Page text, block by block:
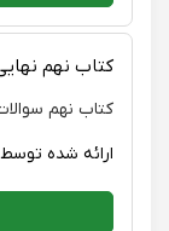
کتاب نهم
کتاب نهم
ارائه شده